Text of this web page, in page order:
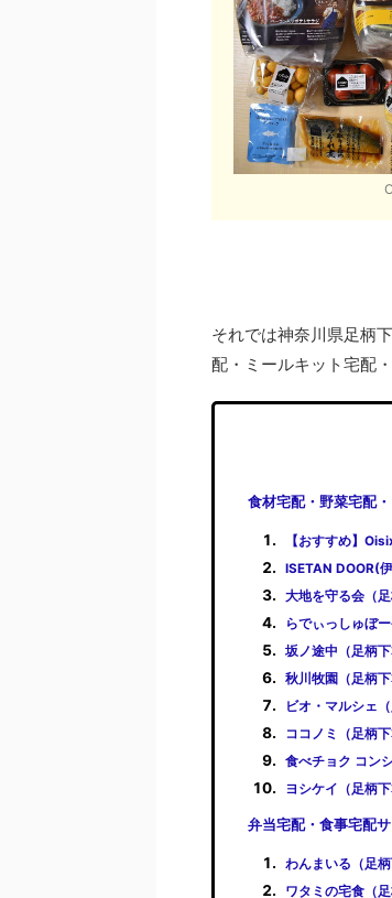
それでは神奈川県足柄
配・ミールキット宅配
食材宅配・野菜宅配
【おすすめ】
ISETAN DOOR(
大地を守る会（足
らでぃっしゅぼ
坂ノ途中（足柄下
秋川牧園（足柄下
ビオ・マルシェ
ココノミ（足柄下
食べチョク コン
ヨシケイ（足柄下
弁当宅配・食事宅配
わんまいる（足柄
ワタミの宅食（足